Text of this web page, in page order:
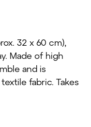
32 x 60 cm),
Made of high
and is
fabric. Takes